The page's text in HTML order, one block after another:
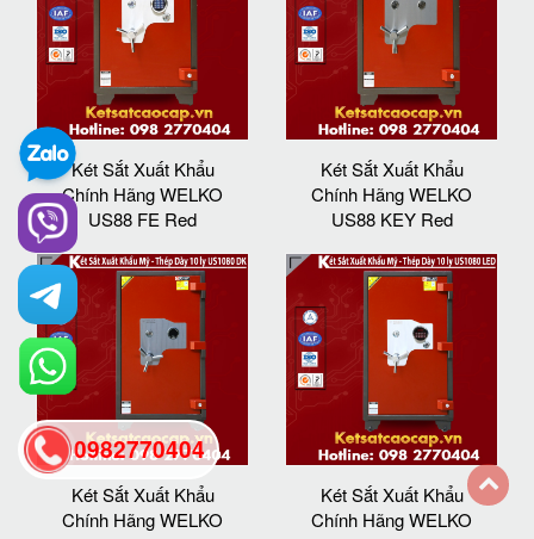
Két Sắt Xuất Khẩu
Chính Hãng WELKO
US88 FE Red
Két Sắt Xuất Khẩu
Chính Hãng WELKO
US88 KEY Red
Két Sắt Xuất Khẩu
Chính Hãng WELKO
Két Sắt Xuất Khẩu
Chính Hãng WELKO
0982770404
back